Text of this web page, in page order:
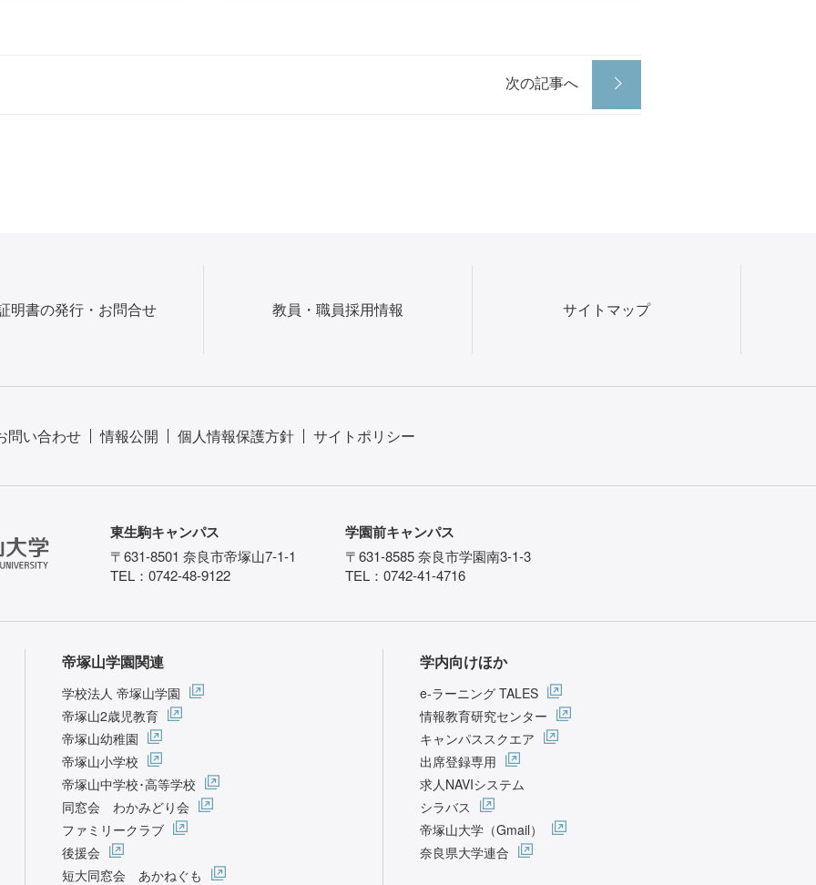
次の記事へ
明書の発行・お問合せ 教員・職員採用情報 サイトマップ
問い合わせ 情報公開 個人情報保護方針 サイトポリシー
東生駒キャンパス
〒631-8501 奈良市帝塚山7-1-1
TEL：0742-48-9122
学園前キャンパス
〒631-8585 奈良市学園南3-1-3
TEL：0742-41-4716
帝塚山学園関連
学校法人 帝塚山学園
帝塚山2歳児教育
帝塚山幼稚園
帝塚山小学校
帝塚山中学校･高等学校
同窓会 わかみどり会
ファミリークラブ
後援会
短大同窓会 あかねぐも
学内向けほか
e-ラーニング TALES
情報教育研究センター
キャンパススクエア
出席登録専用
求人NAVIシステム
シラバス
帝塚山大学（Gmail）
奈良県大学連合